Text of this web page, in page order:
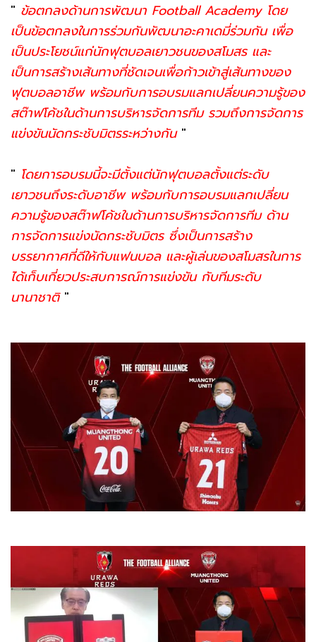
" ข้อตกลงด้านการพัฒนา Football Academy โดย
เป็นข้อตกลงในการร่วมกันพัฒนาอะคาเดมี่ร่วมกัน เพื่อ
เป็นประโยชน์แก่นักฟุตบอลเยาวชนของสโมสร และ
เป็นการสร้างเส้นทางที่ชัดเจนเพื่อก้าวเข้าสู่เส้นทางของ
ฟุตบอลอาชีพ พร้อมกับการอบรมแลกเปลี่ยนความรู้ของ
สต๊าฟโค้ชในด้านการบริหารจัดการทีม รวมถึงการจัดการ
แข่งขันนัดกระชับมิตรระหว่างกัน "
" โดยการอบรมนี้จะมีตั้งแต่นักฟุตบอลตั้งแต่ระดับ
เยาวชนถึงระดับอาชีพ พร้อมกับการอบรมแลกเปลี่ยน
ความรู้ของสต๊าฟโค้ชในด้านการบริหารจัดการทีม ด้าน
การจัดการแข่งนัดกระชับมิตร ซึ่งเป็นการสร้าง
บรรยากาศที่ดีให้กับแฟนบอล และผู้เล่นของสโมสรในการ
ได้เก็บเกี่ยวประสบการณ์การแข่งขัน กับทีมระดับ
นานาชาติ"